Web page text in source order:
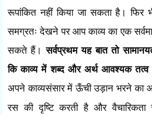
रूपांकित नहीं किया जा सकता है। फिर
समग्रतः देखने पर आप काव्य का एक
सकते हैं।सर्वप्रथम यह बात तो
कि काव्य में शब्द और अर्थ आवश्यक तत्व
अपने काव्यसंसार में ऊँची उड़ान भरने का
रस की दृष्टि करती है और वैचारिकता